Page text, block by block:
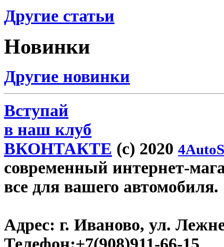
Другие статьи
Новинки
Другие новинки
Вступай
в наш клуб
ВКОНТАКТЕ (c) 2020
современный интернет-
все для вашего автомобиля.
Адрес: г. Иваново, ул.